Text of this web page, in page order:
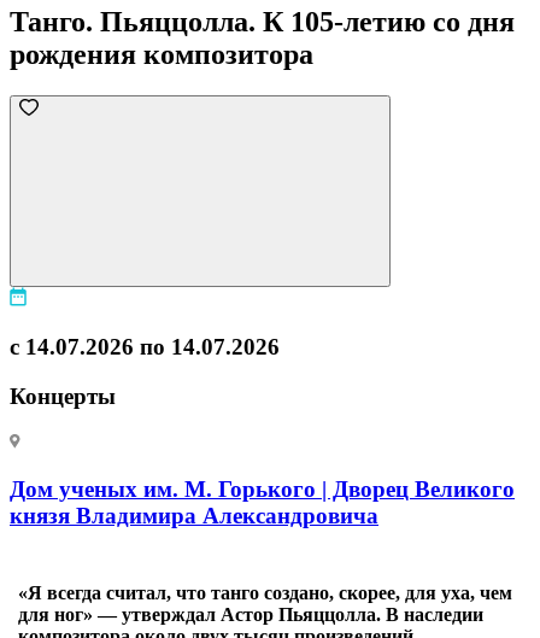
Танго. Пьяццолла. К 105-летию со дня
рождения композитора
с 14.07.2026 по 14.07.2026
Концерты
Дом ученых им. М. Горького | Дворец Великого
князя Владимира Александровича
«Я всегда считал, что танго создано, скорее, для уха, чем
для ног» — утверждал Астор Пьяццолла. В наследии